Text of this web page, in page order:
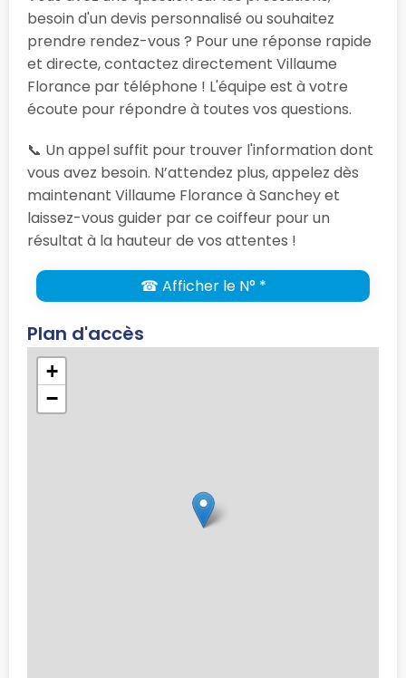
besoin d'un devis personnalisé ou souhaitez
prendre rendez-vous ? Pour une réponse rapide
et directe, contactez directement Villaume
Florance par téléphone ! L'équipe est à votre
écoute pour répondre à toutes vos questions.
📞 Un appel suffit pour trouver l'information dont
vous avez besoin. N’attendez plus, appelez dès
maintenant Villaume Florance à Sanchey et
laissez-vous guider par ce coiffeur pour un
résultat à la hauteur de vos attentes !
☎ Afficher le N° *
Plan d'accès
+
−